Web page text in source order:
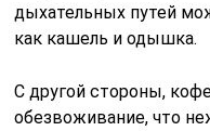
дыхательных путей
как кашель и одышка.
С другой стороны,
обезвоживание, что